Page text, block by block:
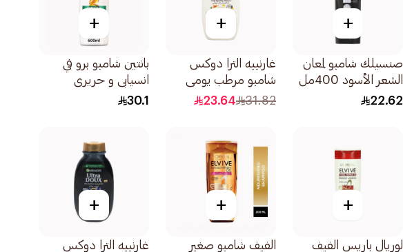
+
صنسيلك شامبو لمعان
الشعر الأسود 400مل
22.62
+
غارنييه الترا دوكس
شامبو مرطب يومي
مغذي بحليب اللوز
31.82
23.64
+
بانتين شامبو برو في
انسيابي و حريري
600مل
30.1
+
لوريال باريس الفيف
+
الفيف شامبو صغير
+
غارنييه الترا دوكس